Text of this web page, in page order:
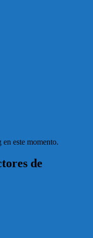
este momento.
de